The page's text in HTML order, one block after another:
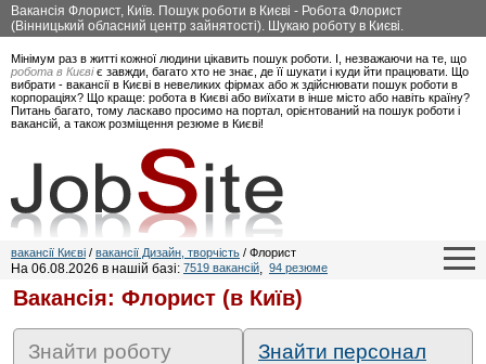
Вакансія Флорист, Київ. Пошук роботи в Києві - Робота Флорист
(Вінницький обласний центр зайнятості). Шукаю роботу в Києві.
Мінімум раз в житті кожної людини цікавить пошук роботи. І, незважаючи на те, що
робота в Києвіє завжди, багато хто не знає, де її шукати і куди йти працювати. Що
вибрати - вакансії в Києві в невеликих фірмах або ж здійснювати пошук роботи в
корпораціях? Що краще: робота в Києві або виїхати в інше місто або навіть країну?
Питань багато, тому ласкаво просимо на портал, орієнтований на пошук роботи і
вакансій, а також розміщення резюме в Києві!
вакансії Києві / вакансії Дизайн, творчість / Флорист
На 06.08.2026 в нашій базі: 7519 вакансій, 94 резюме
Вакансія: Флорист (в Київ)
Знайти роботу Знайти персонал